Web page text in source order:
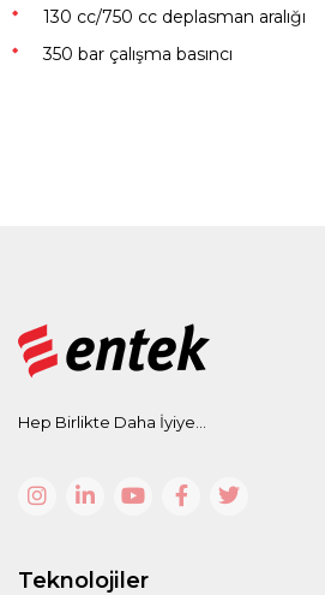
130 cc/750 cc deplasman aralığı
350 bar çalışma basıncı
Hep Birlikte Daha İyiye...
Teknolojiler